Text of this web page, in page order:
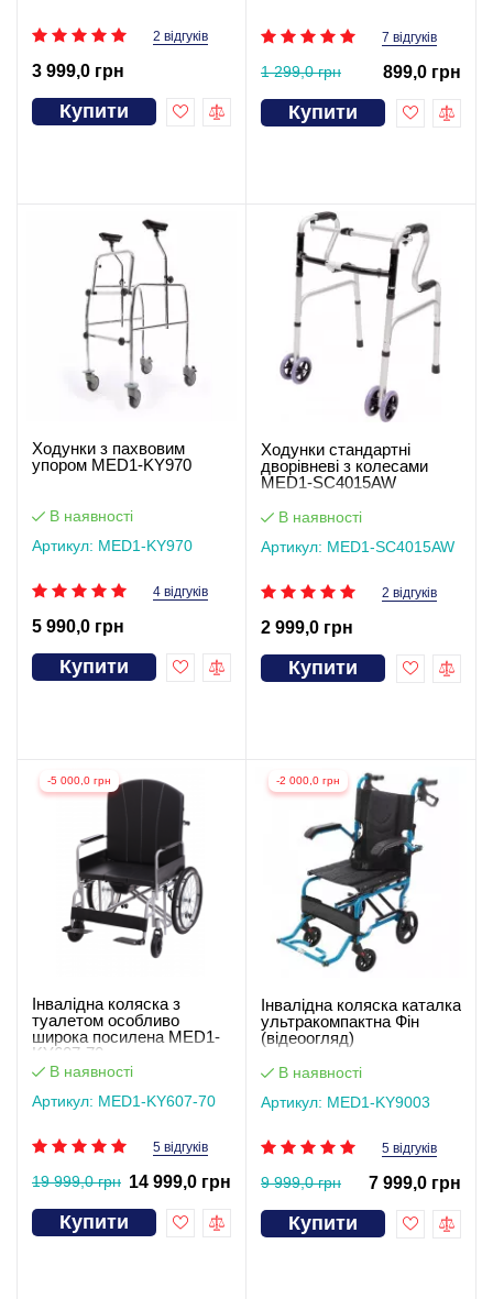
2 відгуків
3 999,0 грн
Купити
7 відгуків
1 299,0 грн 899,0 грн
Купити
Ходунки з пахвовим
упором MED1-KY970
В наявності
Артикул: MED1-KY970
4 відгуків
5 990,0 грн
Купити
Ходунки стандартні
дворівневі з колесами
MED1-SC4015AW
В наявності
Артикул: MED1-SC4015AW
2 відгуків
2 999,0 грн
Купити
-5 000,0 грн
Інвалідна коляска з
туалетом особливо
широка посилена MED1-
KY607-70
В наявності
Артикул: MED1-KY607-70
5 відгуків
19 999,0 грн 14 999,0 грн
Купити
-2 000,0 грн
Інвалідна коляска каталка
ультракомпактна Фін
(відеоогляд)
В наявності
Артикул: MED1-KY9003
5 відгуків
9 999,0 грн 7 999,0 грн
Купити